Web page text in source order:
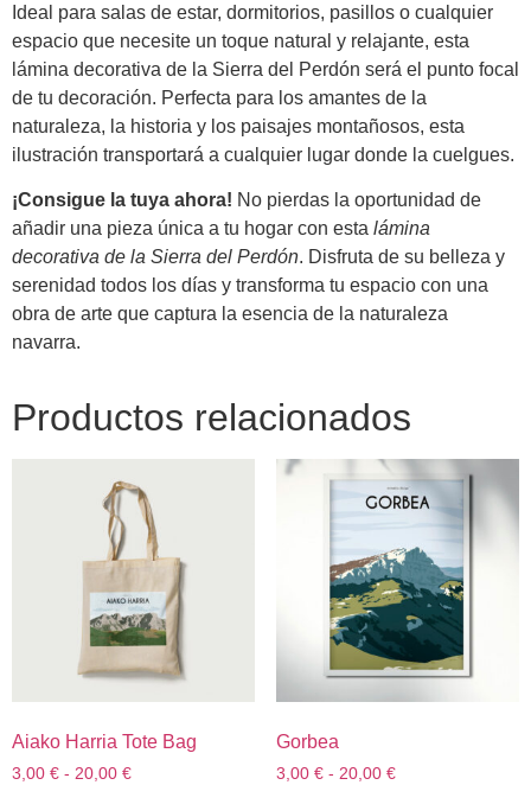
Ideal para salas de estar, dormitorios, pasillos o cualquier
espacio que necesite un toque natural y relajante, esta
lámina decorativa de la Sierra del Perdón será el punto focal
de tu decoración. Perfecta para los amantes de la
naturaleza, la historia y los paisajes montañosos, esta
ilustración transportará a cualquier lugar donde la cuelgues.
¡Consigue la tuya ahora! No pierdas la oportunidad de
añadir una pieza única a tu hogar con esta lámina
decorativa de la Sierra del Perdón. Disfruta de su belleza y
serenidad todos los días y transforma tu espacio con una
obra de arte que captura la esencia de la naturaleza
navarra.
Productos relacionados
Aiako Harria Tote Bag
3,00 € - 20,00 €
Gorbea
3,00 € - 20,00 €